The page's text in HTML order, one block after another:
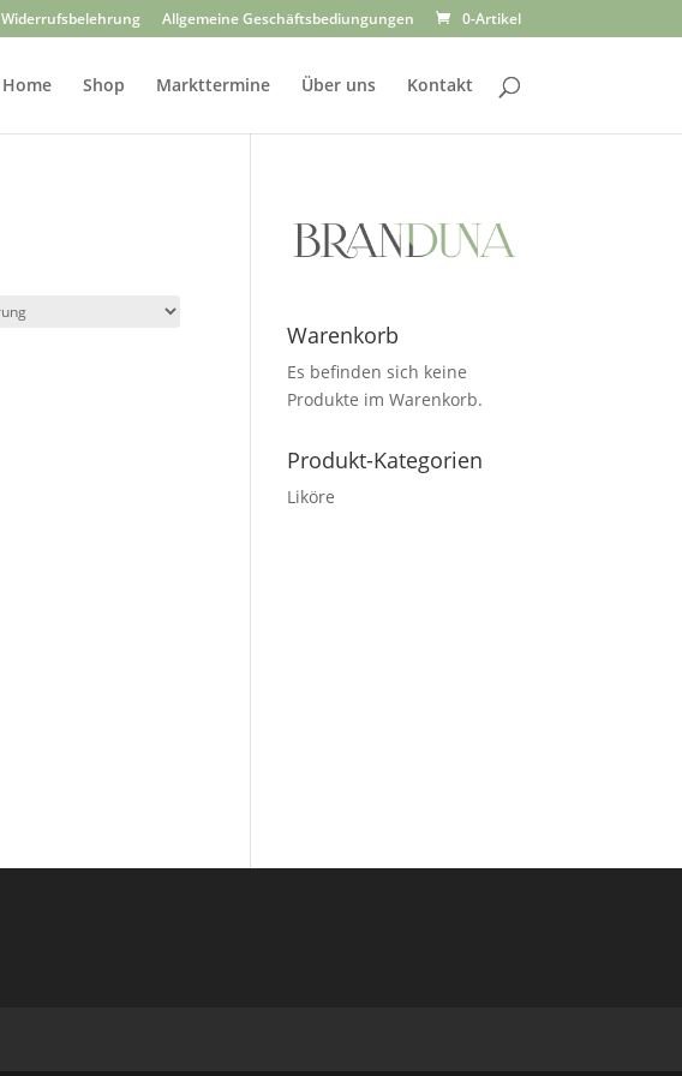
Widerrufsbelehrung Allgemeine Geschäftsbediungungen 0-Artikel
Home Shop Markttermine Über uns Kontakt
Warenkorb
Es befinden sich keine
Produkte im Warenkorb.
Produkt-Kategorien
Liköre